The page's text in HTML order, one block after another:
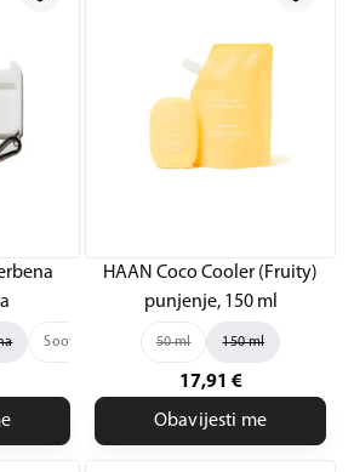
Soothing Lavender Tranquil Camomile
HAAN Coco Cooler (Fruity)
punjenje, 150 ml
50 ml 150 ml
17,91 €
Obavijesti me